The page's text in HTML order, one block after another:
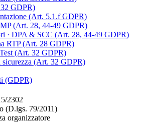
GDPR)
(Art. 5.1.f GDPR)
(Art. 28, 44-49 GDPR)
· DPA & SCC (Art. 28, 44-49 GDPR)
RTP (Art. 28 GDPR)
(Art. 32 GDPR)
(Art. 32 GDPR)
(GDPR)
2302
(D.lgs. 79/2011)
organizzatore